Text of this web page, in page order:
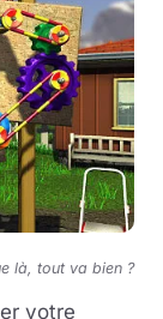
là, tout va bien ?
votre